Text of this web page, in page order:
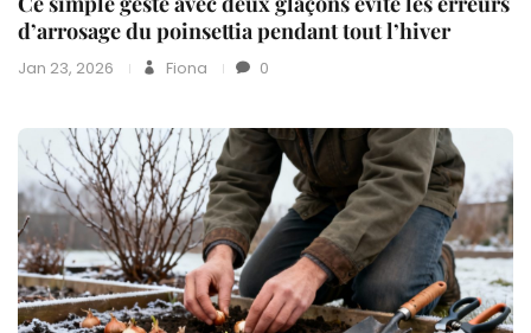
d’arrosage du poinsettia pendant tout l’hiver
Jan 23, 2026 Fiona 0